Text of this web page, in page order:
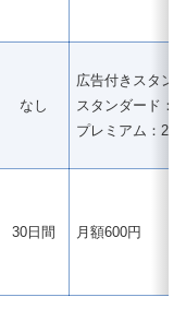
なし
広告付きスタン
スタンダード：
プレミアム：
30日間 月額600円